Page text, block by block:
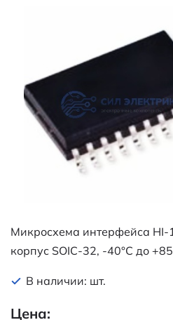
Микросхема интерфейса HI-
корпус SOIC-32, -40°C до
В наличии: шт.
Цена: